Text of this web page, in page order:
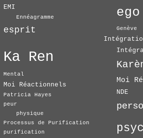
ego
EMI
Ennéagramme
esprit Genève
Ka Ren
Mental
Moi
Moi Réactionnels
NDE
Patricia Hayes
peur
physique
Processus de Purification
purification